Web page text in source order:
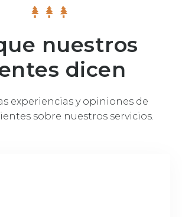
nuestros
dicen
experiencias y opiniones de
sobre nuestros servicios.